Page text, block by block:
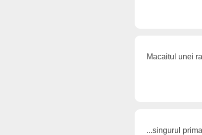
Macaitul unei
...singurul